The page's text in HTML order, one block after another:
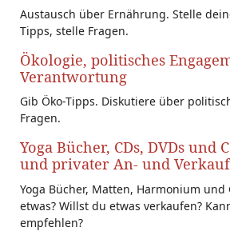
Austausch über Ernährung. Stelle
Tipps, stelle Fragen.
Ökologie, politisches
Verantwortung
Gib Öko-Tipps. Diskutiere über
Fragen.
Yoga Bücher, CDs, DVDs und
und privater An- und Verkauf
Yoga Bücher, Matten, Harmonium und
etwas? Willst du etwas verkaufen?
empfehlen?